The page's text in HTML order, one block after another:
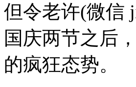
但令老许(微信
国庆两节之后
的疯狂态势。